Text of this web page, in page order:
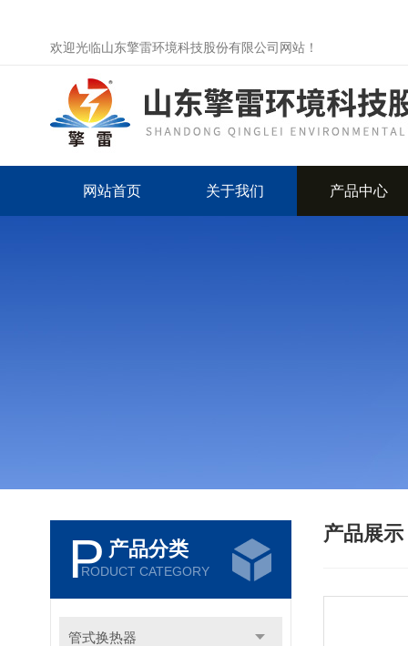
欢迎光临山东擎雷环境科技股份有限公司网站！
网站首页 关于我们 产品中心
P 产品分类
RODUCT CATEGORY
管式换热器
产品展示